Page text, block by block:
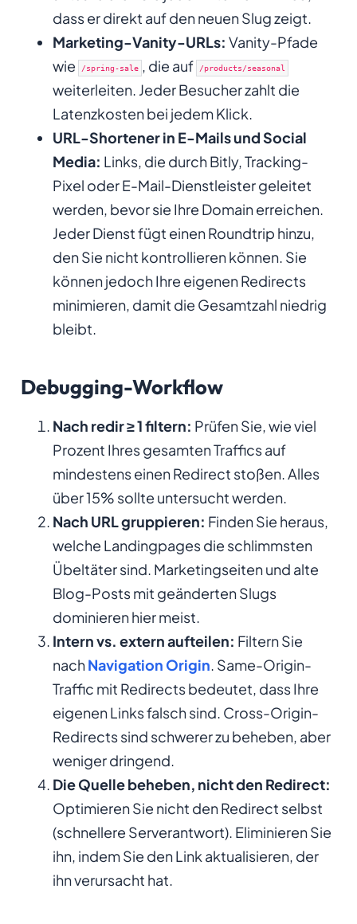
dass er direkt auf den neuen Slug zeigt.
Marketing-Vanity-URLs: Vanity-Pfade
wie
/spring-sale , die auf /products/seasonal
weiterleiten. Jeder Besucher zahlt die
Latenzkosten bei jedem Klick.
URL-Shortener in E-Mails und Social
Media: Links, die durch Bitly, Tracking-
Pixel oder E-Mail-Dienstleister geleitet
werden, bevor sie Ihre Domain erreichen.
Jeder Dienst fügt einen Roundtrip hinzu,
den Sie nicht kontrollieren können. Sie
können jedoch Ihre eigenen Redirects
minimieren, damit die Gesamtzahl niedrig
bleibt.
Debugging-Workflow
Nach redir ≥ 1 filtern: Prüfen Sie, wie viel
Prozent Ihres gesamten Traffics auf
mindestens einen Redirect stoßen. Alles
über 15% sollte untersucht werden.
Nach URL gruppieren: Finden Sie heraus,
welche Landingpages die schlimmsten
Übeltäter sind. Marketingseiten und alte
Blog-Posts mit geänderten Slugs
dominieren hier meist.
Intern vs. extern aufteilen: Filtern Sie
nachNavigation Origin. Same-Origin-
Traffic mit Redirects bedeutet, dass Ihre
eigenen Links falsch sind. Cross-Origin-
Redirects sind schwerer zu beheben, aber
weniger dringend.
Die Quelle beheben, nicht den Redirect:
Optimieren Sie nicht den Redirect selbst
(schnellere Serverantwort). Eliminieren Sie
ihn, indem Sie den Link aktualisieren, der
ihn verursacht hat.